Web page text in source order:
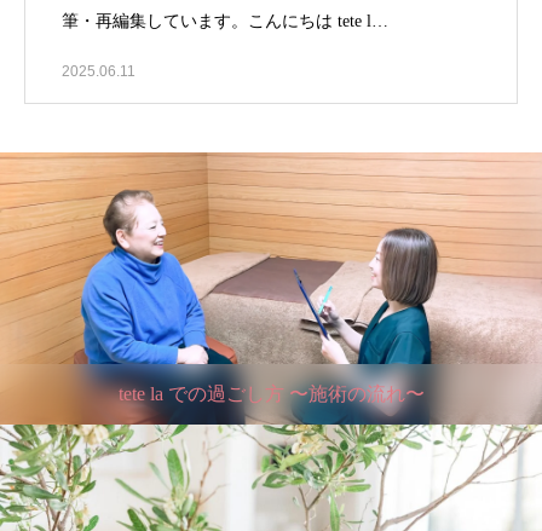
筆・再編集しています。こんにちは tete l…
2025.06.11
tete la での過ごし方 〜施術の流れ〜